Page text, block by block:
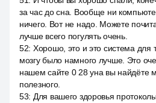
за час до сна. Вообще ни
ничего. Вот не надо. Можете
лучше всего погулять очень.
52: Хорошо, это и это система для
мозгу было намного лучше. Это
нашем сайте 0 28 уна вы найдёте
полезного.
53: Для вашего здоровья